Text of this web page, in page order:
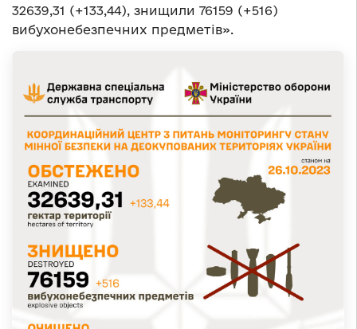
32639,31 (+133,44), знищили 76159 (+516)
вибухонебезпечних предметів».